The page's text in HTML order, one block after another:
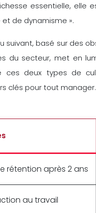
essentielle, elle
de dynamisme ».
suivant, basé sur des
du secteur, met en
ces deux types de
clés pour tout manager.
rétention après 2 ans
au travail